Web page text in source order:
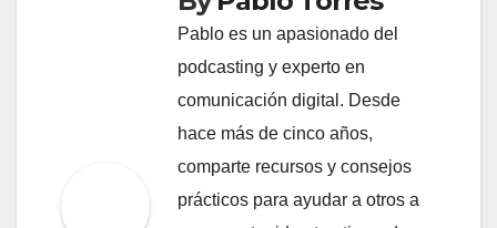
Pablo es un apasionado del
podcasting y experto en
comunicación digital. Desde
hace más de cinco años,
comparte recursos y consejos
prácticos para ayudar a otros a